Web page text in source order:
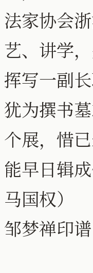
法家协会
艺、讲学
挥写一副
犹为撰书
个展，惜
能早日辑
马国权）
邹梦禅印谱